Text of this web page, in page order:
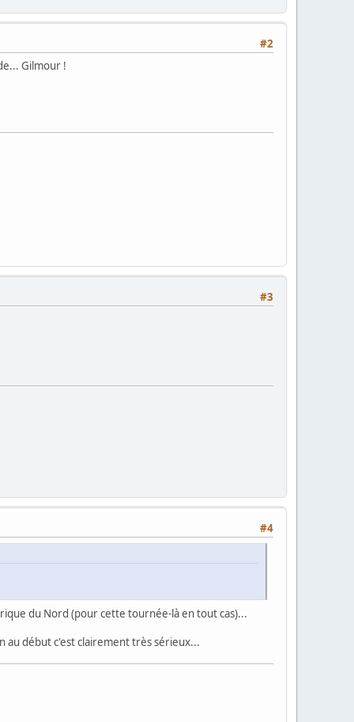
#2
Gilmour !
#3
#4
du Nord (pour cette tournée-là en tout cas)...
au début c'est clairement très sérieux...